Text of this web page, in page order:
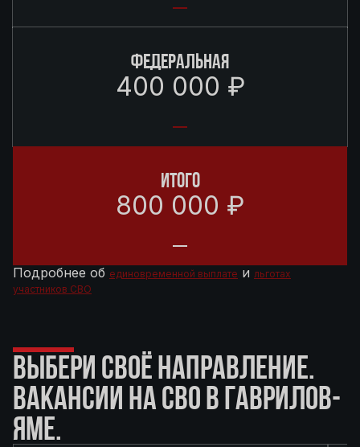
ФЕДЕРАЛЬНАЯ
400 000 ₽
ИТОГО
800 000 ₽
Подробнее об единовременной выплате и льготах
участников СВО
ВЫБЕРИ СВОЁ НАПРАВЛЕНИЕ.
ВАКАНСИИ НА СВО В ГАВРИЛОВ-
ЯМЕ.